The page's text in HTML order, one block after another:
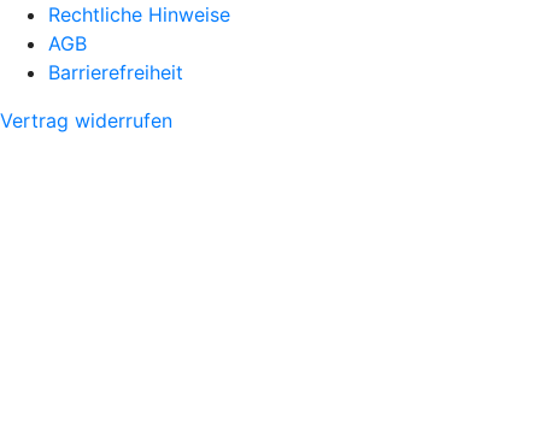
Rechtliche Hinweise
AGB
Barrierefreiheit
Vertrag widerrufen